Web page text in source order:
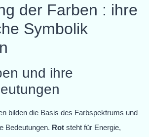
der Farben : ihre
Symbolik
und ihre
bilden die Basis des Farbspektrums und
Bedeutungen. Rot steht für Energie,